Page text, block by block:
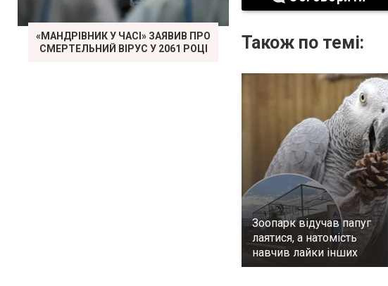
Також по темі:
Зоопарк відучав папуг
лаятися, а натомість
навчив лайки інших
«МАНДРІВНИК У ЧАСІ» ЗАЯВИВ ПРО
СМЕРТЕЛЬНИЙ ВІРУС У 2061 РОЦІ